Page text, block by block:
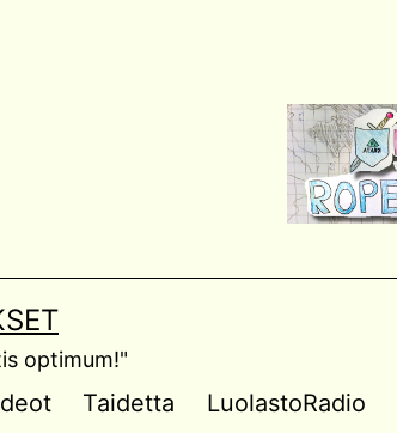
optimum!"
Taidetta LuolastoRadio